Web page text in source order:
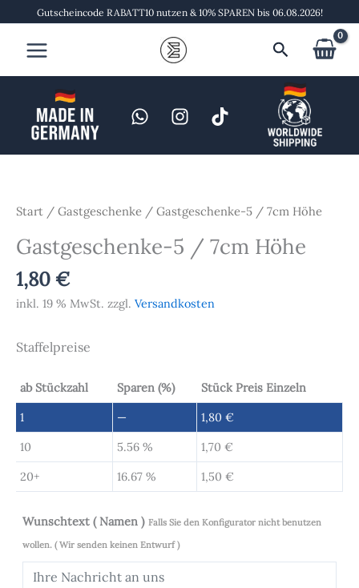
springen
Gutscheincode RABATT10 nutzen & 10% SPAREN bis 06.08.2026!
Suchen
Start / Gastgeschenke / Gastgeschenke-5 / 7cm Höhe
Gastgeschenke-5 / 7cm Höhe
1,80€
inkl. 19 % MwSt. zzgl. Versandkosten
Staffelpreise
ab Stückzahl Sparen (%) Stück Preis Einzeln
1 — 1,80 €
10 5.56 % 1,70 €
20+ 16.67 % 1,50 €
Wunschtext ( Namen ) Falls Sie den Konfigurator nicht benutzen
wollen. ( Wir senden keinen Entwurf )
/
Höhe
Menge